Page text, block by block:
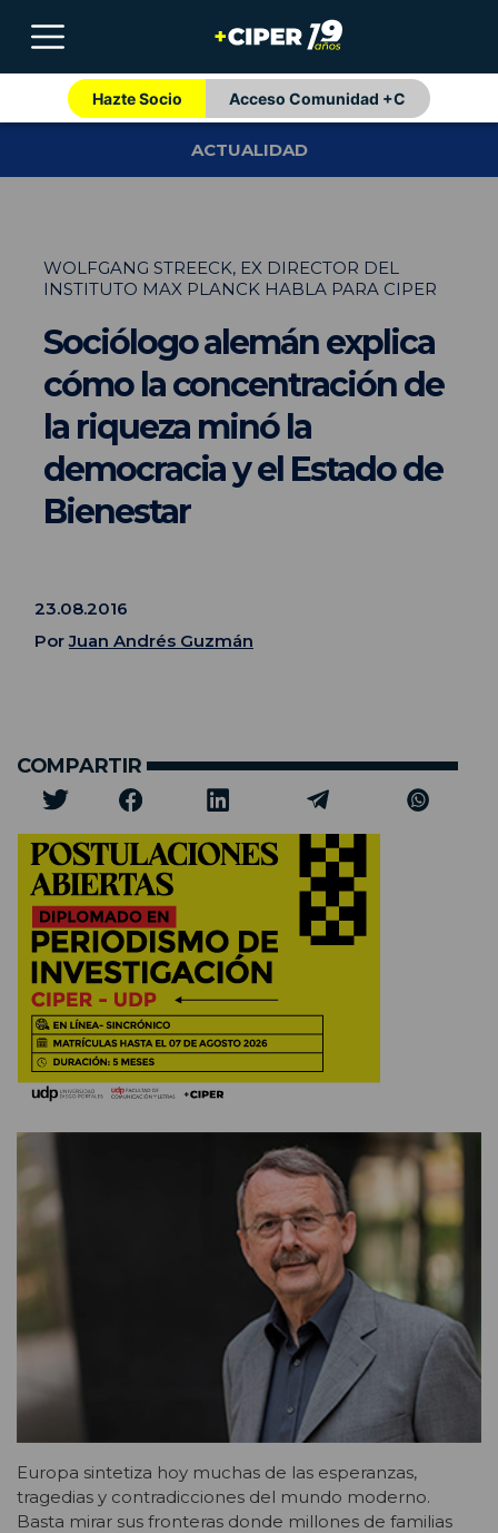
Hazte Socio Acceso Comunidad +C
ACTUALIDAD
WOLFGANG STREECK, EX DIRECTOR DEL
INSTITUTO MAX PLANCK HABLA PARA CIPER
Sociólogo alemán explica
cómo la concentración de
la riqueza minó la
democracia y el Estado de
Bienestar
23.08.2016
PorJuan Andrés Guzmán
COMPARTIR
Europa sintetiza hoy muchas de las esperanzas,
tragedias y contradicciones del mundo moderno.
Basta mirar sus fronteras donde millones de familias